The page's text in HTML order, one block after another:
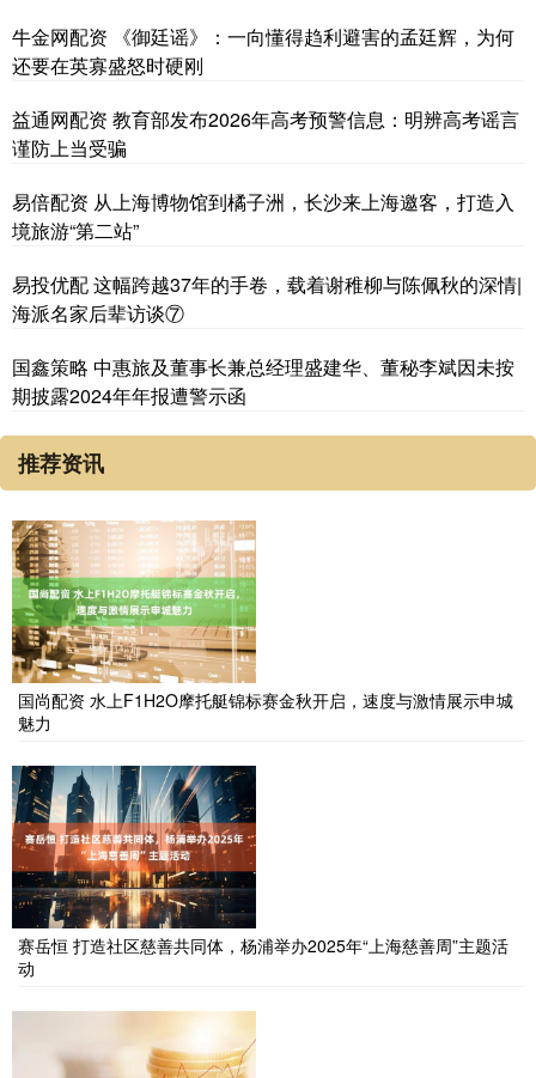
牛金网配资 《御廷谣》：一向懂得趋利避害的孟廷辉，为何
还要在英寡盛怒时硬刚
益通网配资 教育部发布2026年高考预警信息：明辨高考谣言
谨防上当受骗
易倍配资 从上海博物馆到橘子洲，长沙来上海邀客，打造入
境旅游“第二站”
易投优配 这幅跨越37年的手卷，载着谢稚柳与陈佩秋的深情|
海派名家后辈访谈⑦
国鑫策略 中惠旅及董事长兼总经理盛建华、董秘李斌因未按
期披露2024年年报遭警示函
推荐资讯
国尚配资 水上F1H2O摩托艇锦标赛金秋开启，速度与激情展示申城
魅力
赛岳恒 打造社区慈善共同体，杨浦举办2025年“上海慈善周”主题活
动